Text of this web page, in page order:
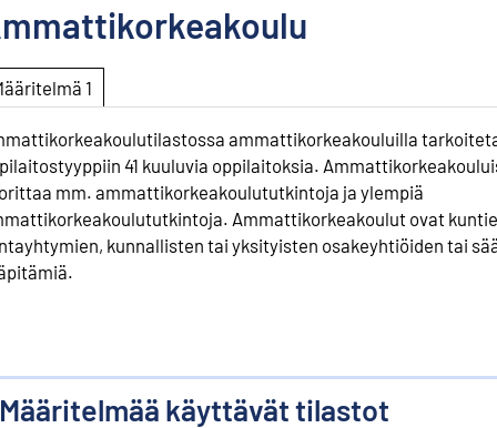
Määritelmä 1
ammattikorkeakouluilla
41 kuuluvia oppilaitoksia.
mm. ammattikorkeakoulututkintoja ja ylempiä
Ammattikorkeakoulut ovat
kunnallisten tai yksityisten osakeyhtiöiden tai
Määritelmää käyttävät tilastot